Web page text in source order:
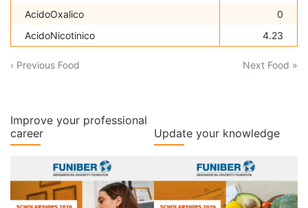
AcidoOxalico
0
AcidoNicotinico
4.23
‹ Previous Food Next Food »
Improve your professional
career
Update your knowledge